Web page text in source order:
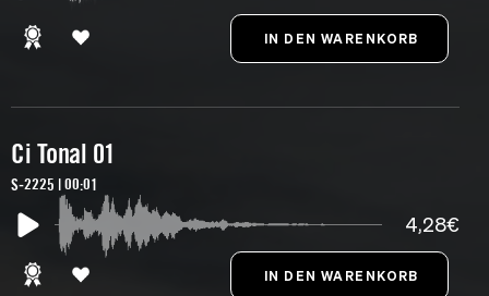
Ci Tonal 01
S-2225 | 00:01
4,28€